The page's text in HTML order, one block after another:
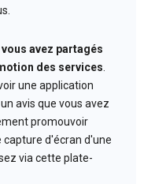
avez partagés
des services.
une application
avis que vous avez
promouvoir
capture d'écran d'une
via cette plate-